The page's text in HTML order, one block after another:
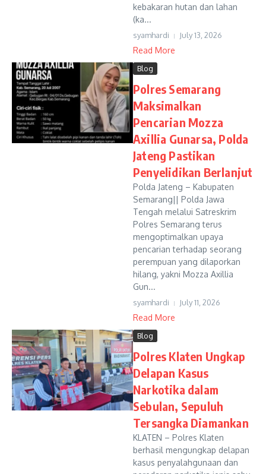
kebakaran hutan dan lahan
(ka...
syamhardi July 13, 2026
Read More
Blog
Polres Semarang
Maksimalkan
Pencarian Mozza
Axillia Gunarsa, Polda
Jateng Pastikan
Penyelidikan Berlanjut
Polda Jateng – Kabupaten
Semarang|| Polda Jawa
Tengah melalui Satreskrim
Polres Semarang terus
mengoptimalkan upaya
pencarian terhadap seorang
perempuan yang dilaporkan
hilang, yakni Mozza Axillia
Gun...
syamhardi July 11, 2026
Read More
Blog
Polres Klaten Ungkap
Delapan Kasus
Narkotika dalam
Sebulan, Sepuluh
Tersangka Diamankan
KLATEN – Polres Klaten
berhasil mengungkap delapan
kasus penyalahgunaan dan